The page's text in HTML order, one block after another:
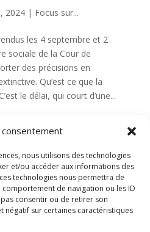
nous utilisons des technologies
et/ou accéder aux informations des
technologies nous permettra de
de navigation ou les ID
consentir ou de retirer son
négatif sur certaines caractéristiques
2024| Focus sur...
les 4 septembre et 2
sociale de la Cour de
des précisions en
Qu’est ce que la
le délai, qui court d’une...
résolution de la rentrée
et des autres ?
d’un procès pénal
ce n’est pas une